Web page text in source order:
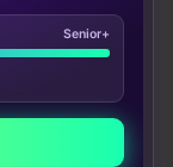
Senior+